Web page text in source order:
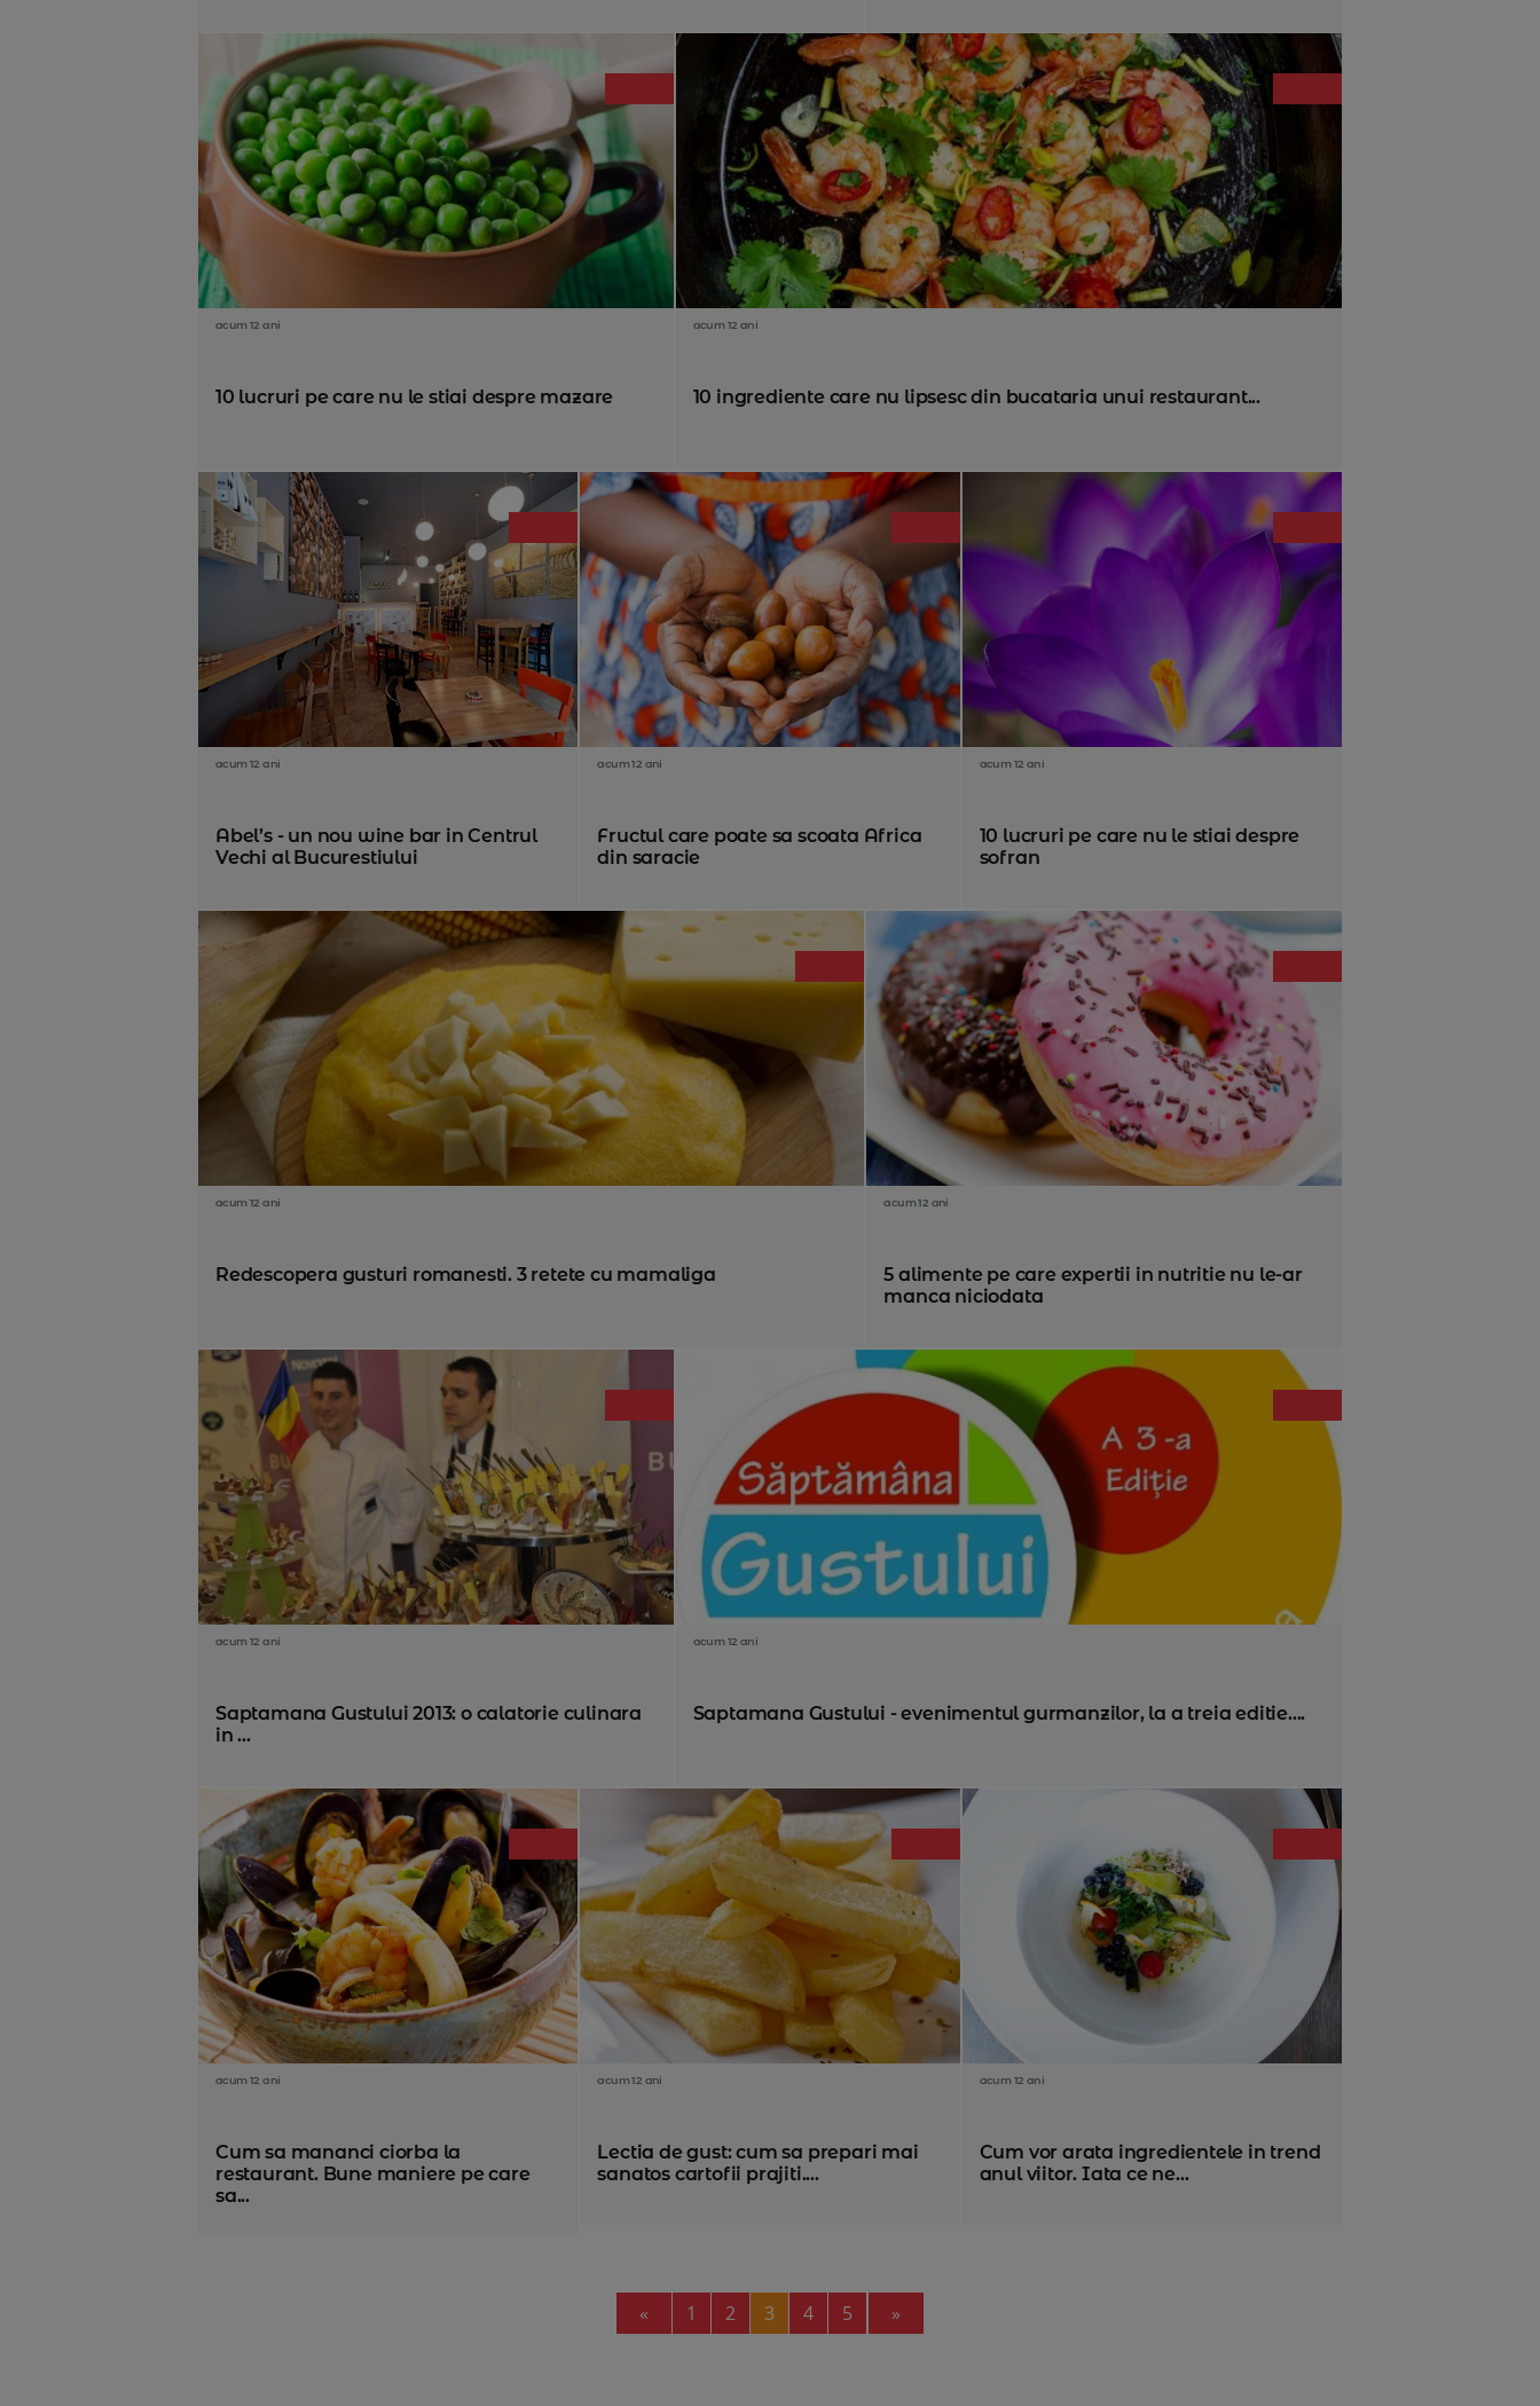
acum 12 ani
10 lucruri pe care nu le stiai despre mazare
acum 12 ani
10 ingrediente care nu lipsesc din bucataria unui restaurant...
acum 12 ani
Abel’s - un nou wine bar in Centrul
Vechi al Bucurestiului
acum 12 ani
Fructul care poate sa scoata Africa
din saracie
acum 12 ani
10 lucruri pe care nu le stiai despre
sofran
acum 12 ani
Redescopera gusturi romanesti. 3 retete cu mamaliga
acum 12 ani
5 alimente pe care expertii in nutritie nu le-ar
manca niciodata
acum 12 ani
Saptamana Gustului 2013: o calatorie culinara
in ...
acum 12 ani
Saptamana Gustului - evenimentul gurmanzilor, la a treia editie....
acum 12 ani
Cum sa mananci ciorba la
restaurant. Bune maniere pe care
sa...
acum 12 ani
Lectia de gust: cum sa prepari mai
sanatos cartofii prajiti....
acum 12 ani
Cum vor arata ingredientele in trend
anul viitor. Iata ce ne...
« Previous
1 2 3 4 5 »